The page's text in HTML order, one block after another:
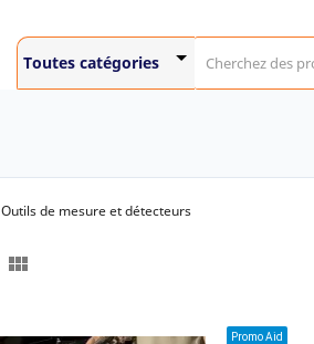
Outils de mesure et détecteurs

Promo Aid